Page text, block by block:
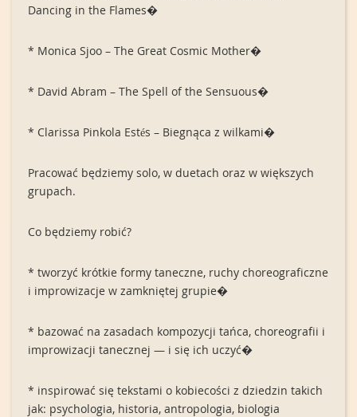
Dancing in the Flames�
* Monica Sjoo – The Great Cosmic Mother�
* David Abram – The Spell of the Sensuous�
* Clarissa Pinkola Estés – Biegnąca z wilkami�
Pracować będziemy solo, w duetach oraz w większych
grupach.
Co będziemy robić?
* tworzyć krótkie formy taneczne, ruchy choreograficzne
i improwizacje w zamkniętej grupie�
* bazować na zasadach kompozycji tańca, choreografii i
improwizacji tanecznej — i się ich uczyć�
* inspirować się tekstami o kobiecości z dziedzin takich
jak: psychologia, historia, antropologia, biologia